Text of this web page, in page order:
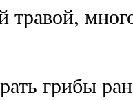
травой,
грибы